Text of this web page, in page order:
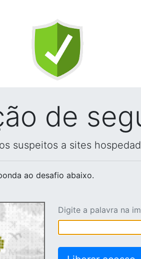
de
suspeitos a sites
ao desafio abaixo.
Digite a palavra na